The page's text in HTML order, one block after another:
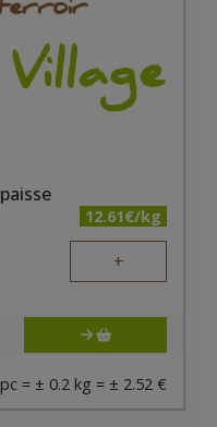
12.61€/kg
+
= ± 0.2 kg = ± 2.52 €